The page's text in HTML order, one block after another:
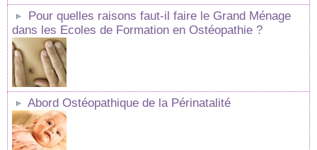
Pour quelles raisons faut-il faire le Grand Ménage
dans les Ecoles de Formation en Ostéopathie ?
Abord Ostéopathique de la Périnatalité